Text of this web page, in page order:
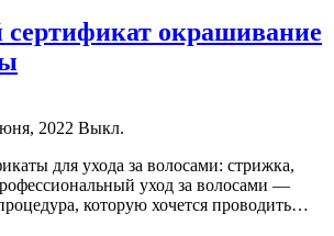
окрашивание
2022 Выкл.
для ухода за волосами: стрижка,
уход за волосами —
которую хочется проводить…